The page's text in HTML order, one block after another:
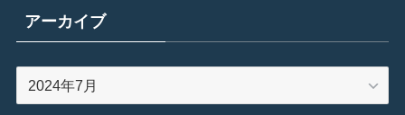
リ
ー
アーカイブ
ー